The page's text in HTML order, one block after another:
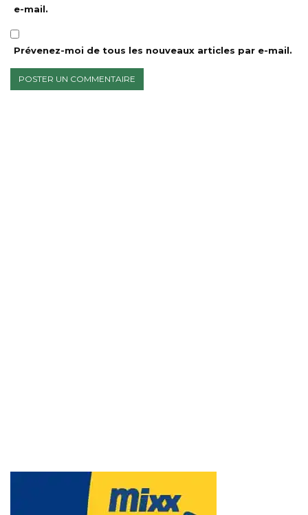
e-mail.
Prévenez-moi de tous les nouveaux articles par e-mail.